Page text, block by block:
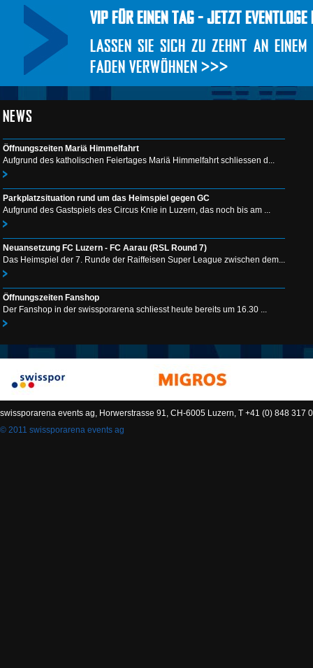
VIP FÜR EINEN TAG - JETZT EVENTLOGE
LASSEN SIE SICH ZU ZEHNT AN
FADEN VERWÖHNEN >>>
NEWS
Öffnungszeiten Mariä Himmelfahrt
Aufgrund des katholischen Feiertages Mariä Himmelfahrt schliessen d...
Parkplatzsituation rund um das Heimspiel gegen GC
Aufgrund des Gastspiels des Circus Knie in Luzern, das noch bis am ...
Neuansetzung FC Luzern - FC Aarau (RSL Round 7)
Das Heimspiel der 7. Runde der Raiffeisen Super League zwischen dem...
Öffnungszeiten Fanshop
Der Fanshop in der swissporarena schliesst heute bereits um 16.30 ...
swissporarena events ag, Horwerstrasse 91, CH-6005 Luzern, T +41 (0) 848 317
© 2011 swissporarena events ag